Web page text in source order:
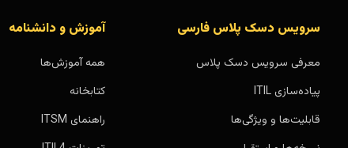
سرویس دسک پلاس فارسی
معرفی سرویس دسک پلاس
پیاده‌سازی ITIL
قابلیت‌ها و ویژگی‌ها
آموزش و دانشنامه
همه آموزش‌ها
کتابخانه
راهنمای ITSM